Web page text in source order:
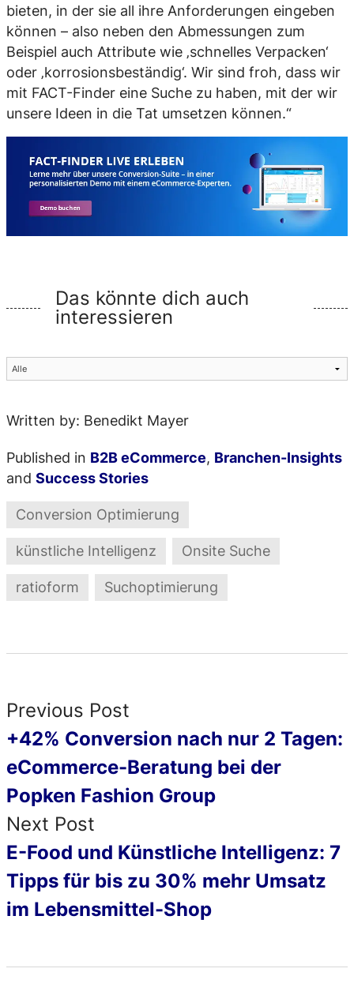
bieten, in der sie all ihre Anforderungen eingeben
können – also neben den Abmessungen zum
Beispiel auch Attribute wie ‚schnelles Verpacken‘
oder ‚korrosionsbeständig‘. Wir sind froh, dass wir
mit FACT-Finder eine Suche zu haben, mit der wir
unsere Ideen in die Tat umsetzen können.“
Das könnte dich auch
interessieren
Written by: Benedikt Mayer
Published in B2B eCommerce, Branchen-Insights
and Success Stories
Conversion Optimierung
künstliche Intelligenz Onsite Suche
ratioform Suchoptimierung
Previous Post
+42% Conversion nach nur 2 Tagen:
eCommerce-Beratung bei der
Popken Fashion Group
Next Post
E-Food und Künstliche Intelligenz: 7
Tipps für bis zu 30% mehr Umsatz
im Lebensmittel-Shop